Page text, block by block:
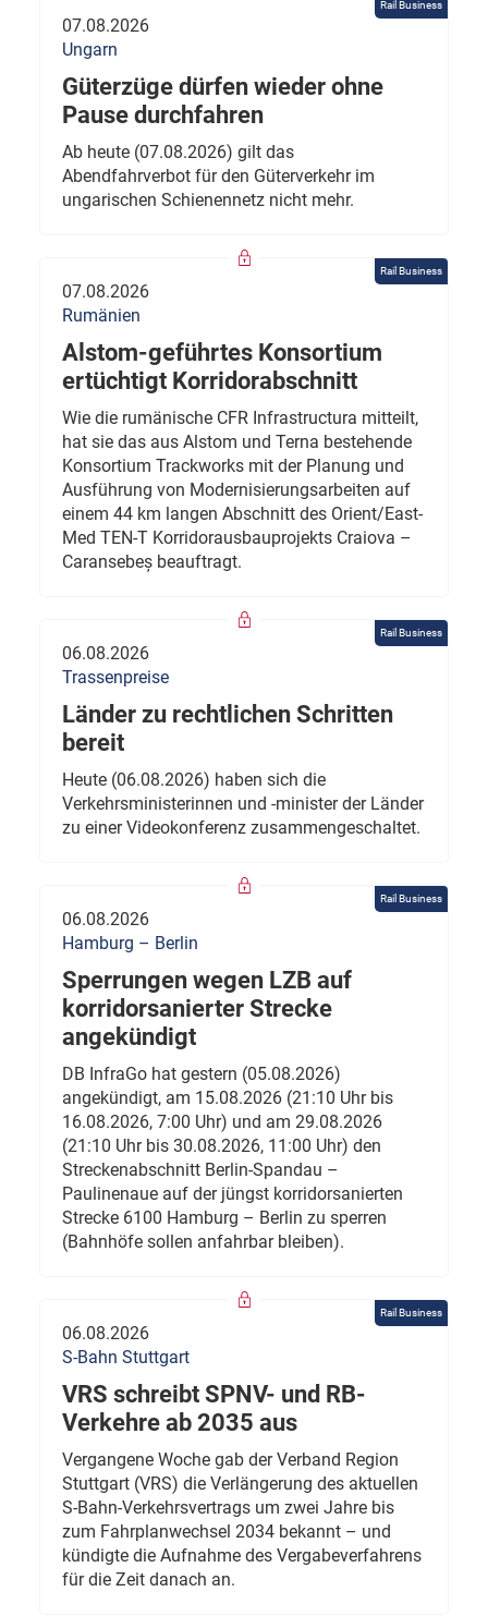
Rail Business
07.08.2026
Ungarn
Güterzüge dürfen wieder ohne
Pause durchfahren
Ab heute (07.08.2026) gilt das
Abendfahrverbot für den Güterverkehr im
ungarischen Schienennetz nicht mehr.
Rail Business
07.08.2026
Rumänien
Alstom-geführtes Konsortium
ertüchtigt Korridorabschnitt
Wie die rumänische CFR Infrastructura mitteilt,
hat sie das aus Alstom und Terna bestehende
Konsortium Trackworks mit der Planung und
Ausführung von Modernisierungsarbeiten auf
einem 44 km langen Abschnitt des Orient/East-
Med TEN-T Korridorausbauprojekts Craiova –
Caransebeș beauftragt.
Rail Business
06.08.2026
Trassenpreise
Länder zu rechtlichen Schritten
bereit
Heute (06.08.2026) haben sich die
Verkehrsministerinnen und -minister der Länder
zu einer Videokonferenz zusammengeschaltet.
Rail Business
06.08.2026
Hamburg – Berlin
Sperrungen wegen LZB auf
korridorsanierter Strecke
angekündigt
DB InfraGo hat gestern (05.08.2026)
angekündigt, am 15.08.2026 (21:10 Uhr bis
16.08.2026, 7:00 Uhr) und am 29.08.2026
(21:10 Uhr bis 30.08.2026, 11:00 Uhr) den
Streckenabschnitt Berlin-Spandau –
Paulinenaue auf der jüngst korridorsanierten
Strecke 6100 Hamburg – Berlin zu sperren
(Bahnhöfe sollen anfahrbar bleiben).
Rail Business
06.08.2026
S-Bahn Stuttgart
VRS schreibt SPNV- und RB-
Verkehre ab 2035 aus
Vergangene Woche gab der Verband Region
Stuttgart (VRS) die Verlängerung des aktuellen
S-Bahn-Verkehrsvertrags um zwei Jahre bis
zum Fahrplanwechsel 2034 bekannt – und
kündigte die Aufnahme des Vergabeverfahrens
für die Zeit danach an.